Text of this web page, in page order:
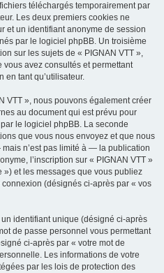
téléchargés temporairement par
Les deux premiers cookies ne
et un identifiant anonyme de session
par le logiciel phpBB. Un troisième
sur les sujets de « PIGNAN VTT »,
avez consultés et permettant
en tant qu’utilisateur.
VTT », nous pouvons également créer
au document qui est prévu pour
le logiciel phpBB. La seconde
que vous nous envoyez et que nous
n’est pas limité à — la publication
l’inscription sur « PIGNAN VTT »
et les messages que vous publiez
(désignés ci-après par « vos
identifiant unique (désigné ci-après
de passe personnel vous permettant
ci-après par « votre mot de
Les informations de votre
par les lois de protection des